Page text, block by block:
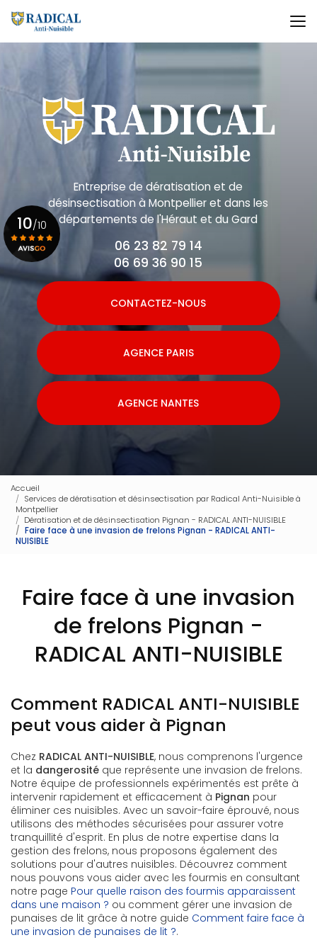
au
contenu
principal
Entreprise de dératisation et de
désinsectisationà Montpellier et dans les
départements de l'Héraut et du Gard
06 23 82 79 14
06 69 36 90 15
CONTACTEZ-NOUS
AGENCE PARIS
AGENCE NANTES
10/10
Voir le certificat
Accueil
Services de dératisation et désinsectisation par Radical Anti-Nuisible à
Montpellier
Dératisation et de désinsectisation Pignan - RADICAL ANTI-NUISIBLE
Faire face à une invasion de frelons Pignan - RADICAL ANTI-
NUISIBLE
Faire face à une invasion
de frelons Pignan -
RADICAL ANTI-NUISIBLE
Comment RADICAL ANTI-NUISIBLE
peut vous aider à Pignan
Chez RADICAL ANTI-NUISIBLE, nous comprenons l'urgence
et la dangerosité que représente une invasion de frelons.
Notre équipe de professionnels expérimentés est prête à
intervenir rapidement et efficacement à Pignan pour
éliminer ces nuisibles. Avec un savoir-faire éprouvé, nous
utilisons des méthodes sécurisées pour assurer votre
tranquillité d'esprit. En plus de notre expertise dans la
gestion des frelons, nous proposons également des
solutions pour d'autres nuisibles. Découvrez comment
nous pouvons vous aider avec les fourmis en consultant
notre page Pour quelle raison des fourmis apparaissent
dans une maison ? ou comment gérer une invasion de
punaises de lit grâce à notre guide Comment faire face à
une invasion de punaises de lit ?.